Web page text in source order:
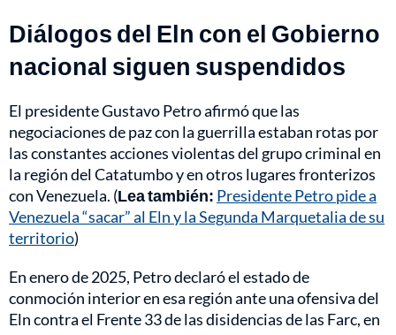
Diálogos del Eln con el Gobierno
nacional siguen suspendidos
El presidente Gustavo Petro afirmó que las
negociaciones de paz con la guerrilla estaban rotas por
las constantes acciones violentas del grupo criminal en
la región del Catatumbo y en otros lugares fronterizos
con Venezuela. (Lea también: Presidente Petro pide a
Venezuela “sacar” al Eln y la Segunda Marquetalia de su
territorio)
En enero de 2025, Petro declaró el estado de
conmoción interior en esa región ante una ofensiva del
Eln contra el Frente 33 de las disidencias de las Farc, en